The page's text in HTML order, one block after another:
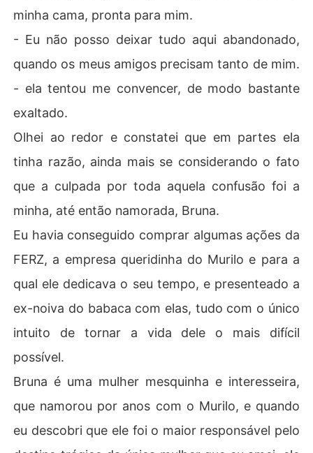
minha cama, pronta para mim.
- Eu não posso deixar tudo aqui abandonado,
quando os meus amigos precisam tanto de mim.
- ela tentou me convencer, de modo bastante
exaltado.
Olhei ao redor e constatei que em partes ela
tinha razão, ainda mais se considerando o fato
que a culpada por toda aquela confusão foi a
minha, até então namorada, Bruna.
Eu havia conseguido comprar algumas ações da
FERZ, a empresa queridinha do Murilo e para a
qual ele dedicava o seu tempo, e presenteado a
ex-noiva do babaca com elas, tudo com o único
intuito de tornar a vida dele o mais difícil
possível.
Bruna é uma mulher mesquinha e interesseira,
que namorou por anos com o Murilo, e quando
eu descobri que ele foi o maior responsável pelo